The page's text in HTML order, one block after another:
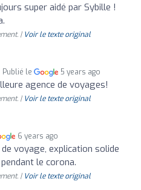
super aidé par Sybille !
| Voir le texte original
Publié le 5 years ago
agence de voyages!
| Voir le texte original
6 years ago
de voyage, explication solide
le corona.
| Voir le texte original